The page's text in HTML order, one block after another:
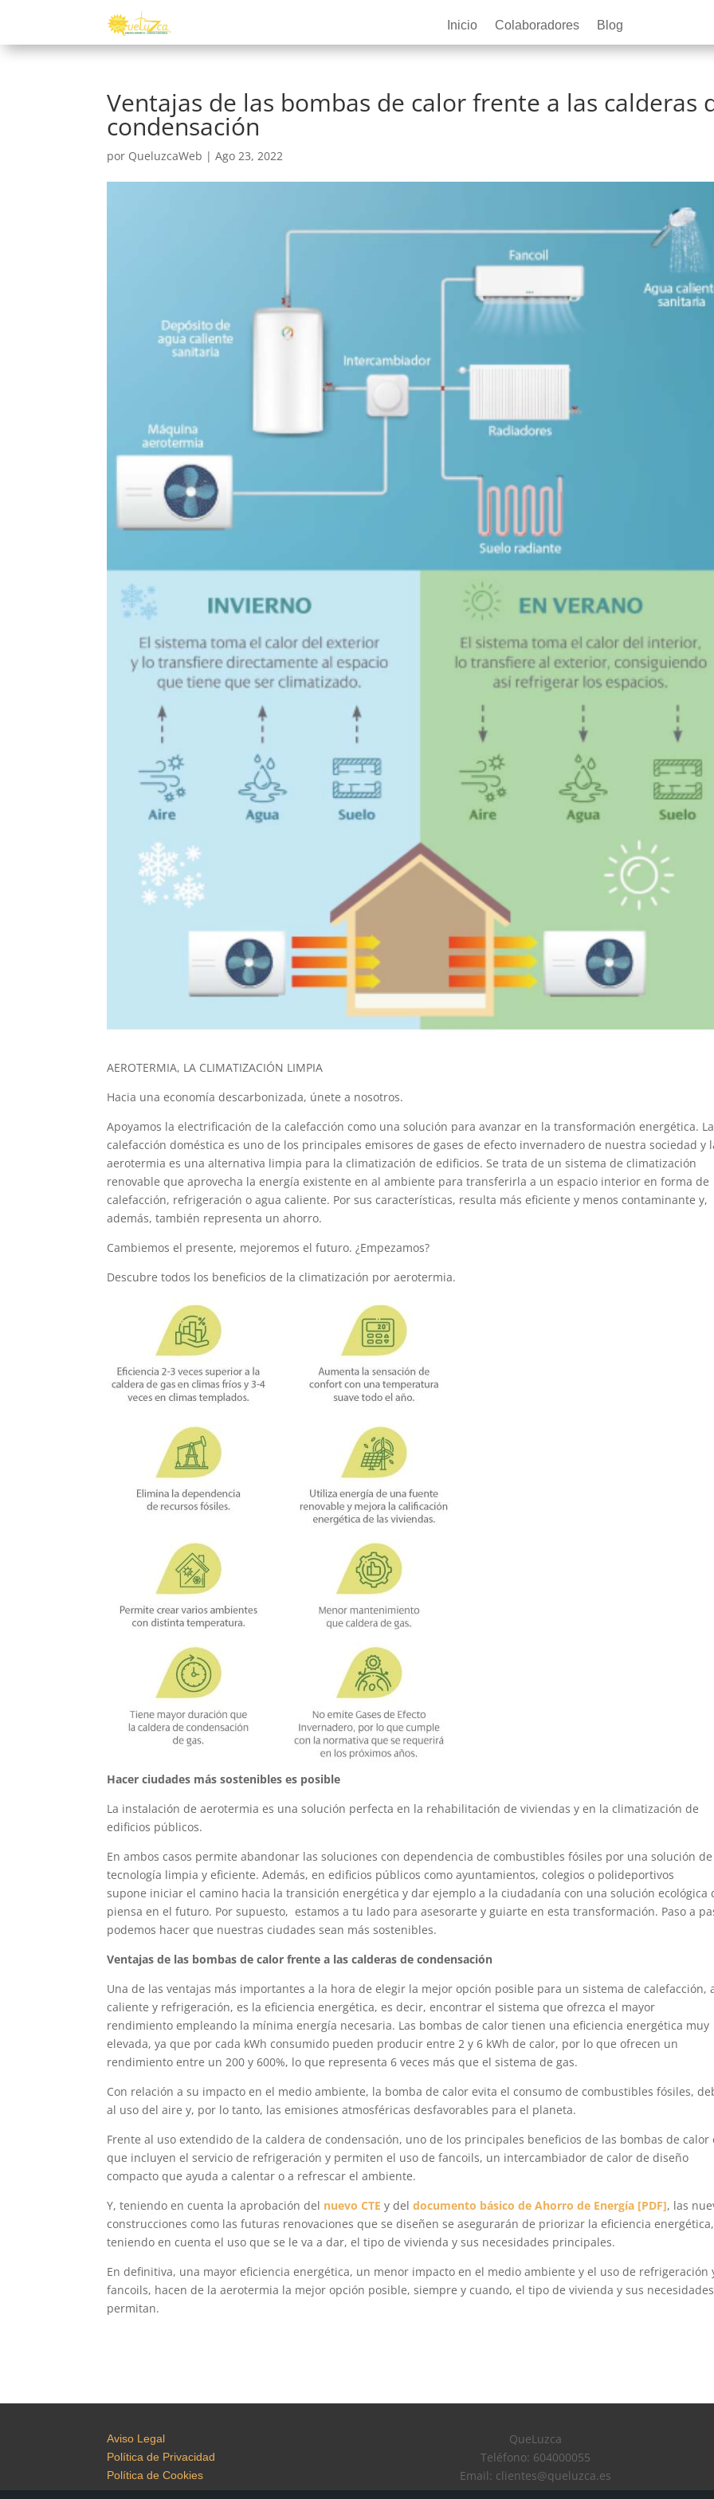
Inicio Colaboradores Blog
Ventajas de las bombas de calor frente a las calderas
condensación
por QueluzcaWeb |Ago 23, 2022
AEROTERMIA, LA CLIMATIZACIÓN LIMPIA
Hacia una economía descarbonizada, únete a nosotros.
Apoyamos la electrificación de la calefacción como una solución para avanzar en la transformación energética. La
calefacción doméstica es uno de los principales emisores de gases de efecto invernadero de nuestra sociedad y
aerotermia es una alternativa limpia para la climatización de edificios. Se trata de un sistema de climatización
renovable que aprovecha la energía existente en al ambiente para transferirla a un espacio interior en forma de
calefacción, refrigeración o agua caliente. Por sus características, resulta más eficiente y menos contaminante y,
además, también representa un ahorro.
Cambiemos el presente, mejoremos el futuro. ¿Empezamos?
Descubre todos los beneficios de la climatización por aerotermia.
Hacer ciudades más sostenibles es posible
La instalación de aerotermia es una solución perfecta en la rehabilitación de viviendas y en la climatización de
edificios públicos.
En ambos casos permite abandonar las soluciones con dependencia de combustibles fósiles por una solución de
tecnología limpia y eficiente. Además, en edificios públicos como ayuntamientos, colegios o polideportivos
supone iniciar el camino hacia la transición energética y dar ejemplo a la ciudadanía con una solución ecológica
piensa en el futuro. Por supuesto, estamos a tu lado para asesorarte y guiarte en esta transformación. Paso a
podemos hacer que nuestras ciudades sean más sostenibles.
Ventajas de las bombas de calor frente a las calderas de condensación
Una de las ventajas más importantes a la hora de elegir la mejor opción posible para un sistema de calefacción,
caliente y refrigeración, es la eficiencia energética, es decir, encontrar el sistema que ofrezca el mayor
rendimiento empleando la mínima energía necesaria. Las bombas de calor tienen una eficiencia energética muy
elevada, ya que por cada kWh consumido pueden producir entre 2 y 6 kWh de calor, por lo que ofrecen un
rendimiento entre un 200 y 600%, lo que representa 6 veces más que el sistema de gas.
Con relación a su impacto en el medio ambiente, la bomba de calor evita el consumo de combustibles fósiles,
al uso del aire y, por lo tanto, las emisiones atmosféricas desfavorables para el planeta.
Frente al uso extendido de la caldera de condensación, uno de los principales beneficios de las bombas de calor
que incluyen el servicio de refrigeración y permiten el uso de fancoils, un intercambiador de calor de diseño
compacto que ayuda a calentar o a refrescar el ambiente.
Y, teniendo en cuenta la aprobación del nuevo CTE y deldocumento básico de Ahorro de Energía [PDF], las
construcciones como las futuras renovaciones que se diseñen se asegurarán de priorizar la eficiencia energética,
teniendo en cuenta el uso que se le va a dar, el tipo de vivienda y sus necesidades principales.
En definitiva, una mayor eficiencia energética, un menor impacto en el medio ambiente y el uso de refrigeración
fancoils, hacen de la aerotermia la mejor opción posible, siempre y cuando, el tipo de vivienda y sus
permitan.
Aviso Legal
Política de Privacidad
Política de Cookies
QueLuzca
Teléfono: 604000055
Email: clientes@queluzca.es